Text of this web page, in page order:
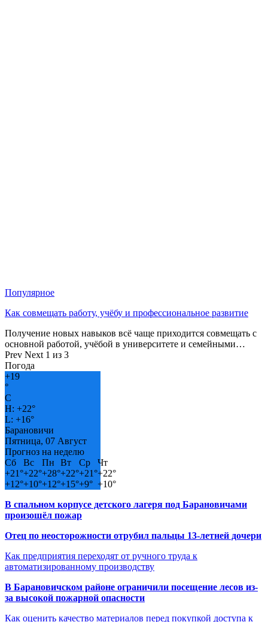
Популярное
Как совмещать работу, учёбу и профессиональное развитие
Получение новых навыков всё чаще приходится совмещать с
основной работой, учёбой в университете и семейными…
Prev Next 1 из 3
Погода
+19
°
C
H: +22°
L: +16°
Барановичи
Пятница, 07 Август
Прогноз на неделю
Сб
Вс Пн Вт Ср
Чт
+21°+22°+28°+22°+21°+22°
+12°+10°+12°+15°+9° +10°
В спальном корпусе детского лагеря под Барановичами
произошёл пожар
Отец по неосторожности отрубил пальцы 13-летней дочери
Как предприятия переходят от ручного труда к
автоматизированному производству
В Барановичском районе ограничили посещение лесов из-
за высокой пожарной опасности
Как оценить качество материалов перед покупкой доступа к